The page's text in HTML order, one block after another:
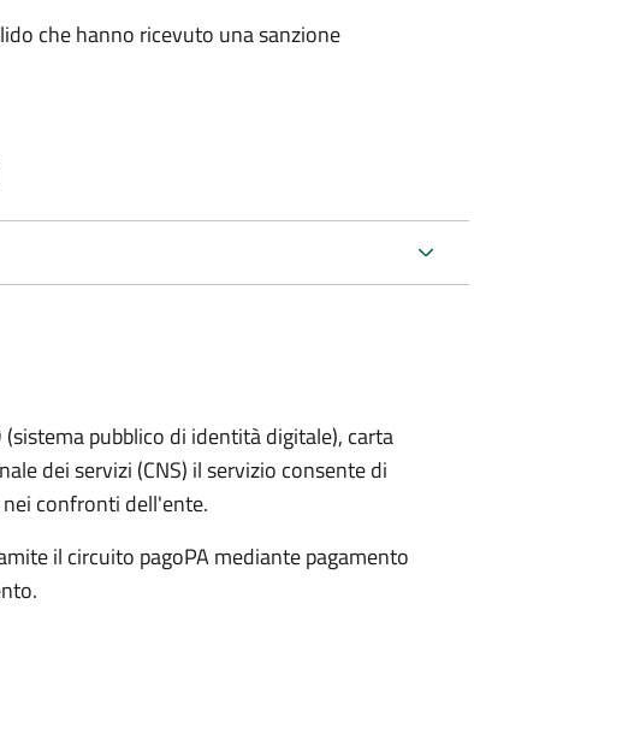
che hanno ricevuto una sanzione
pubblico di identità digitale), carta
dei servizi (CNS) il servizio consente di
confronti dell'ente.
il circuito pagoPA mediante pagamento